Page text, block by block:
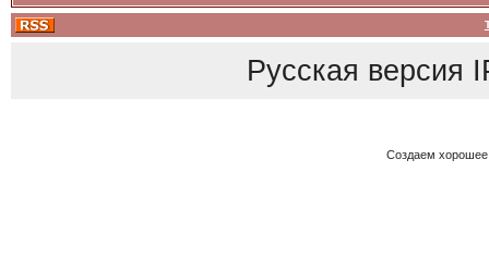
Русская версия
Создаем